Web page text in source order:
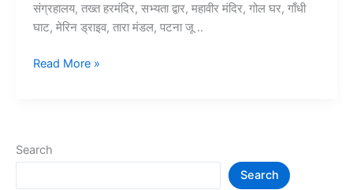
संग्रहालय, तख्त हरमंदिर, सभ्यता द्वार, महावीर मंदिर, गोल घर, गाँधी
घाट, मेरिन ड्राइव, तारा मंडल, पटना जू ..
पटना
–
Read More »
Search
Search